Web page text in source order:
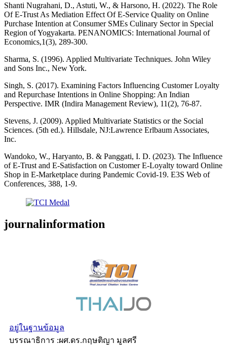
Shanti Nugrahani, D., Astuti, W., & Harsono, H. (2022). The Role
Of E-Trust As Mediation Effect Of E-Service Quality on Online
Purchase Intention at Consumer SMEs Culinary Sector in Special
Region of Yogyakarta. PENANOMICS: International Journal of
Economics,1(3), 289-300.
Sharma, S. (1996). Applied Multivariate Techniques. John Wiley
and Sons Inc., New York.
Singh, S. (2017). Examining Factors Influencing Customer Loyalty
and Repurchase Intentions in Online Shopping: An Indian
Perspective. IMR (Indira Management Review), 11(2), 76-87.
Stevens, J. (2009). Applied Multivariate Statistics or the Social
Sciences. (5th ed.). Hillsdale, NJ:Lawrence Erlbaum Associates,
Inc.
Wandoko, W., Haryanto, B. & Panggati, I. D. (2023). The Influence
of E-Trust and E-Satisfaction on Customer E-Loyalty toward Online
Shop in E-Marketplace during Pandemic Covid-19. E3S Web of
Conferences, 388, 1-9.
journalinformation
อยู่ในฐานข้อมูล
บรรณาธิการ :ผศ.ดร.กฤษติญา มูลศรี